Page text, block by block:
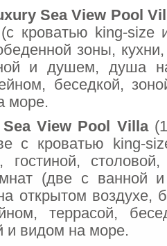
Sea View Pool
кроватью king-size
зоны,
и душем, душа
беседкой,
море.
View Pool Villa
с кроватью king-
гостиной,
(две с
открытом воздухе,
террасой,
и видом на море.